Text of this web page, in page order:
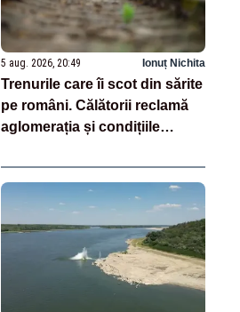
5 aug. 2026, 20:49 Ionuț Nichita
Trenurile care îi scot din sărite
pe români. Călătorii reclamă
aglomerația și condițiile